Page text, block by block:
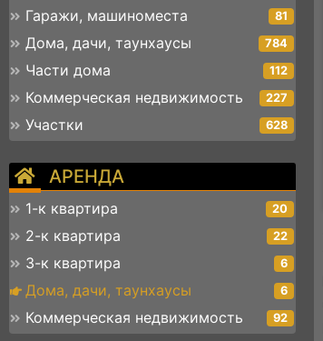
Гаражи, машиноместа 81
Дома, дачи, таунхаусы 784
Части дома 112
Коммерческая недвижимость 227
Участки 628
АРЕНДА
1-к квартира 20
2-к квартира 22
3-к квартира 6
Дома, дачи, таунхаусы 6
Коммерческая недвижимость 92